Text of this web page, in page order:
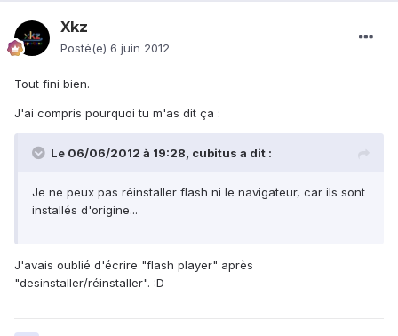
Xkz
Posté(e) 6 juin 2012
Tout fini bien.
J'ai compris pourquoi tu m'as dit ça :
Le 06/06/2012 à 19:28, cubitus a dit :
Je ne peux pas réinstaller flash ni le navigateur, car ils sont
installés d'origine...
J'avais oublié d'écrire "flash player" après
"desinstaller/réinstaller". :D